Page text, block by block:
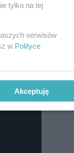
tylko na tej
serwisów
w Polityce
Akceptuję